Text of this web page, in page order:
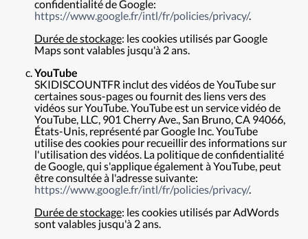
confidentialité de Google:
https://www.google.fr/intl/fr/policies/privacy/.
Durée de stockage: les cookies utilisés par Google
Maps sont valables jusqu'à 2 ans.
YouTube
SKIDISCOUNTFR inclut des vidéos de YouTube sur
certaines sous-pages ou fournit des liens vers des
vidéos sur YouTube. YouTube est un service vidéo de
YouTube, LLC, 901 Cherry Ave., San Bruno, CA 94066,
États-Unis, représenté par Google Inc. YouTube
utilise des cookies pour recueillir des informations sur
l'utilisation des vidéos. La politique de confidentialité
de Google, qui s'applique également à YouTube, peut
être consultée à l'adresse suivante:
https://www.google.fr/intl/fr/policies/privacy/.
Durée de stockage: les cookies utilisés par AdWords
sont valables jusqu'à 2 ans.